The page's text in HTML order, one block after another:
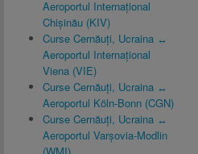
Aeroportul Internațional
Chișinău (KIV)
Curse Cernăuți, Ucraina ↔
Aeroportul Internațional
Viena (VIE)
Curse Cernăuți, Ucraina ↔
Aeroportul Köln-Bonn (CGN)
Curse Cernăuți, Ucraina ↔
Aeroportul Varșovia-Modlin